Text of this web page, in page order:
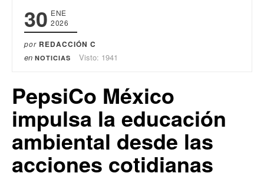
30 ENE
2026
por REDACCIÓN C
en NOTICIAS Visto: 1941
PepsiCo México
impulsa la educación
ambiental desde las
acciones cotidianas